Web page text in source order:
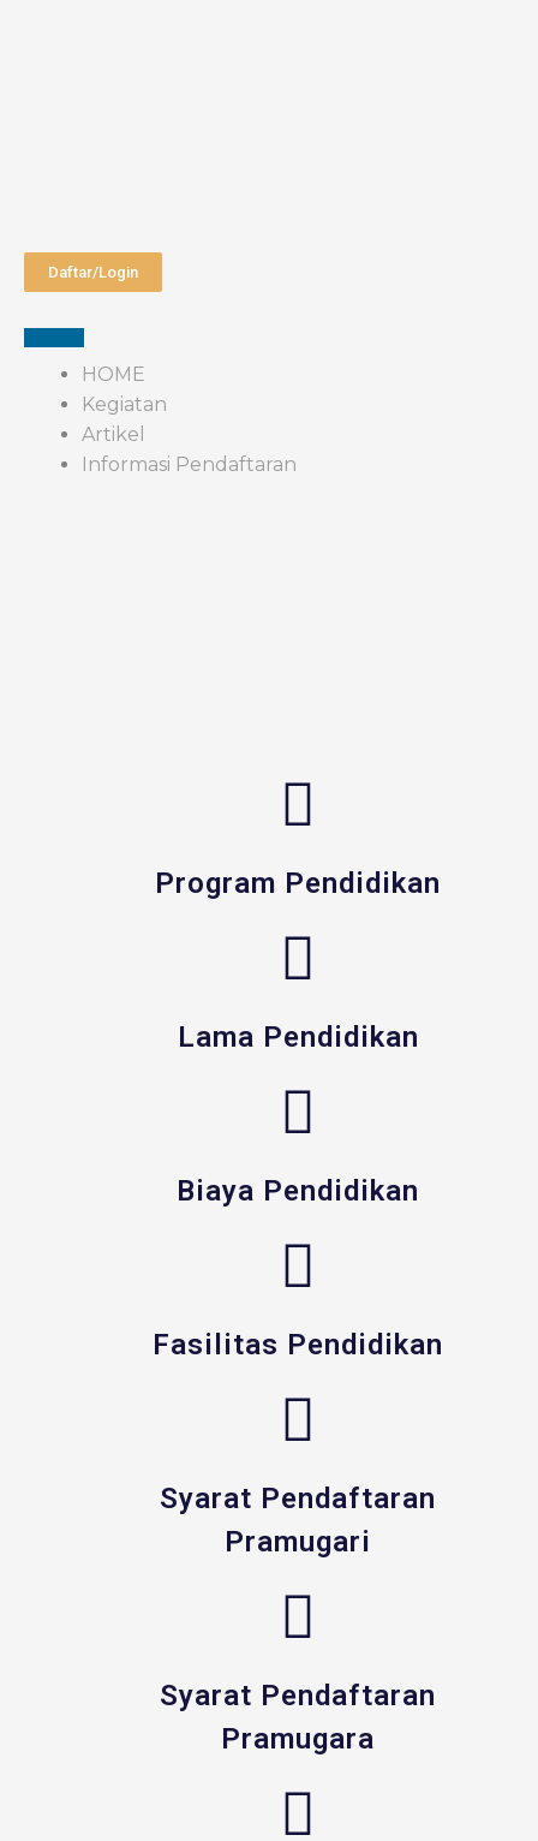
Daftar/Login
HOME
Kegiatan
Artikel
Informasi Pendaftaran
Program Pendidikan
Lama Pendidikan
Biaya Pendidikan
Fasilitas Pendidikan
Syarat Pendaftaran
Pramugari
Syarat Pendaftaran
Pramugara